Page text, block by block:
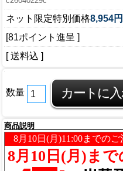
ネット限定特別価格8,954円
[81ポイント進呈 ]
[ 送料込 ]
数量
商品説明